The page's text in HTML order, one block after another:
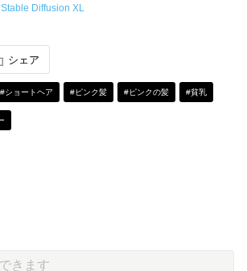
Stable Diffusion XL
シェア
#ショートヘア #ピンク髪 #ピンクの髪 #貧乳